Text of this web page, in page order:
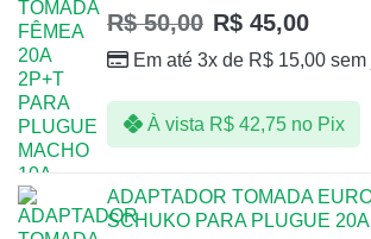
R$50,00 R$ 45,00
Em até 3x de R$ 15,00 sem
À vista R$42,75 no Pix
ADAPTADOR TOMADA
SCHUKO PARA PLUGUE